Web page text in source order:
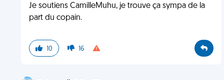
Je soutiens CamilleMuhu, je trouve ça sympa de la
part du copain.
10 16